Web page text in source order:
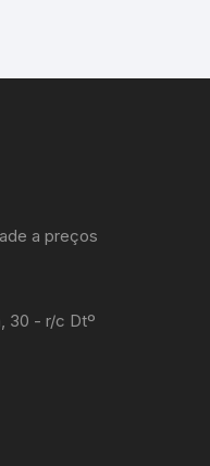
a preços
30 - r/c Dtº